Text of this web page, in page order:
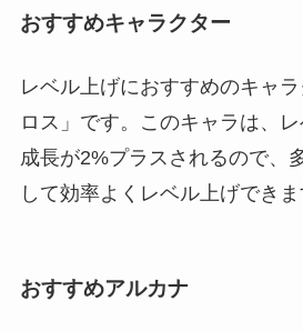
おすすめキャラクター
レベル上げにおすすめのキャ
ロス」です。このキャラは、
成長が2%プラスされるので、
して効率よくレベル上げできま
おすすめアルカナ